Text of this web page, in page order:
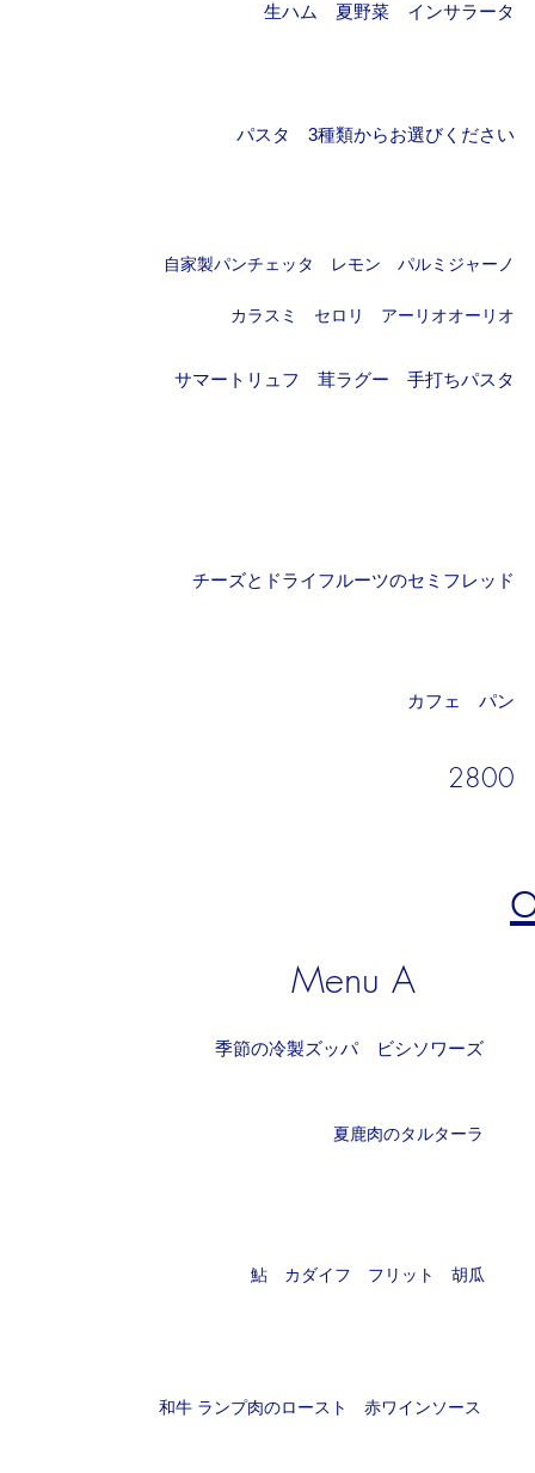
生ハム 夏野菜 インサラータ
パスタ 3種類からお選びください
自家製パンチェッタ レモン パルミジャーノ
カラスミ セロリ アーリオオーリオ
サマートリュフ 茸ラグー 手打ちパスタ
チーズとドライフルーツのセミフレッド
カフェ パン
​2800
Menu A
季節の冷製ズッパ ビシソワーズ
夏鹿肉のタルターラ
鮎 カダイフ フリット 胡瓜
和牛 ランプ肉のロースト 赤ワインソース